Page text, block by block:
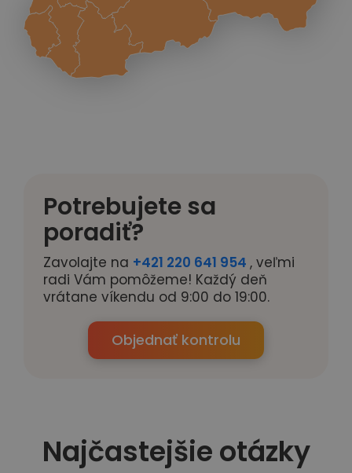
Potrebujete sa
poradiť?
Zavolajte na +421 220 641 954 , veľmi
radi Vám pomôžeme! Každý deň
vrátane víkendu od 9:00 do 19:00.
Objednať kontrolu
Najčastejšie otázky